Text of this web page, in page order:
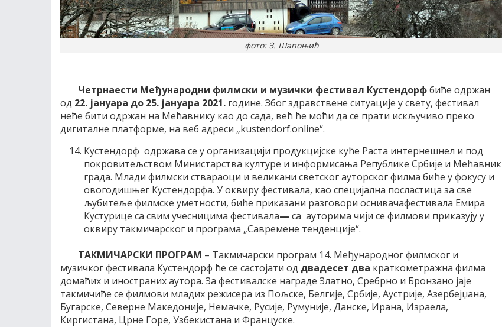
фото: З. Шапоњић
Четрнаести Међународни филмски и музички фестивал Кустендорфбиће одржан
од 22. jануара до 25. јануара 2021. године. Због здравствене ситуације у свету, фестивал
неће бити одржан на Мећавнику као до сада, већ ће моћи да се прати искључиво преко
дигиталне платформе, на веб адреси „kustendorf.online“.
Кустендорф одржава се у организацији продукцијске куће Раста интернешнел и под
покровитељством Министарства културе и информисања Републике Србије и Мећавник
града. Млади филмски ствараоци и великани светског ауторског филма биће у фокусу и
овогодишњег Кустендорфа. У оквиру фестивала, као специјална посластица за све
љубитеље филмске уметности, биће приказани разговори оснивачaфестивала Емира
Кустурице са свим учесницима фестивала— са ауторима чији се филмови приказују у
оквиру такмичарског и програма „Савремене тенденције“.
ТАКМИЧАРСКИ ПРОГРАМ – Такмичарски програм 14. Међународног филмског и
музичког фестивала Кустендорф ће се састојати од двадесет два краткометражна филма
домаћих и иностраних аутора. За фестивалске награде Златно, Сребрно и Бронзано јаје
такмичиће се филмови младих режисера из Пољске, Белгије, Србије, Аустрије, Азербејџана,
Бугарске, Северне Македоније, Немачке, Русије, Румуније, Данске, Ирана, Израела,
Киргистана, Црне Горе, Узбекистана и Француске.